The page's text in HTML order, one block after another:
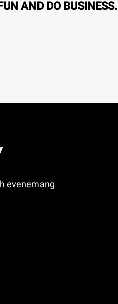
AND DO BUSINESS.
evenemang